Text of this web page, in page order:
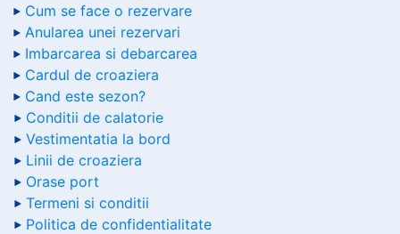
Cum se face o rezervare
Anularea unei rezervari
Imbarcarea si debarcarea
Cardul de croaziera
Cand este sezon?
Conditii de calatorie
Vestimentatia la bord
Linii de croaziera
Orase port
Termeni si conditii
Politica de confidentialitate